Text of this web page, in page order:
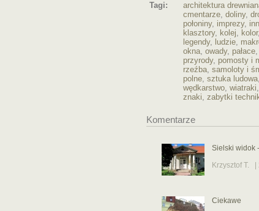
Tagi:
architektura
cmentarze, doliny,
połoniny, imprezy,
klasztory, kolej, kolor,
legendy, ludzie,
okna, owady, pałace,
przyrody, pomosty i
rzeźba, samoloty i
polne, sztuka ludowa,
wędkarstwo, wiatraki,
znaki, zabytki
Komentarze
Sielski widok
Krzysztof T. |
Ciekawe